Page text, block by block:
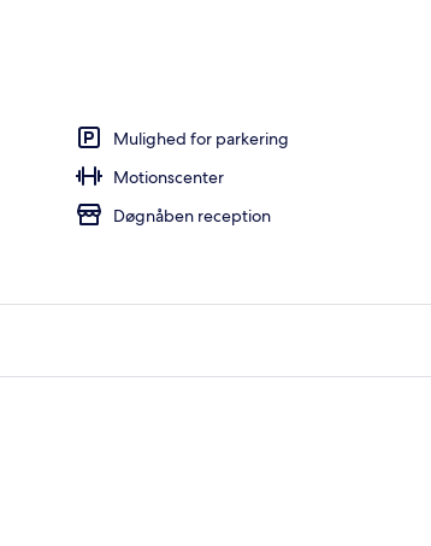
Mulighed for parkering
Motionscenter
Døgnåben reception